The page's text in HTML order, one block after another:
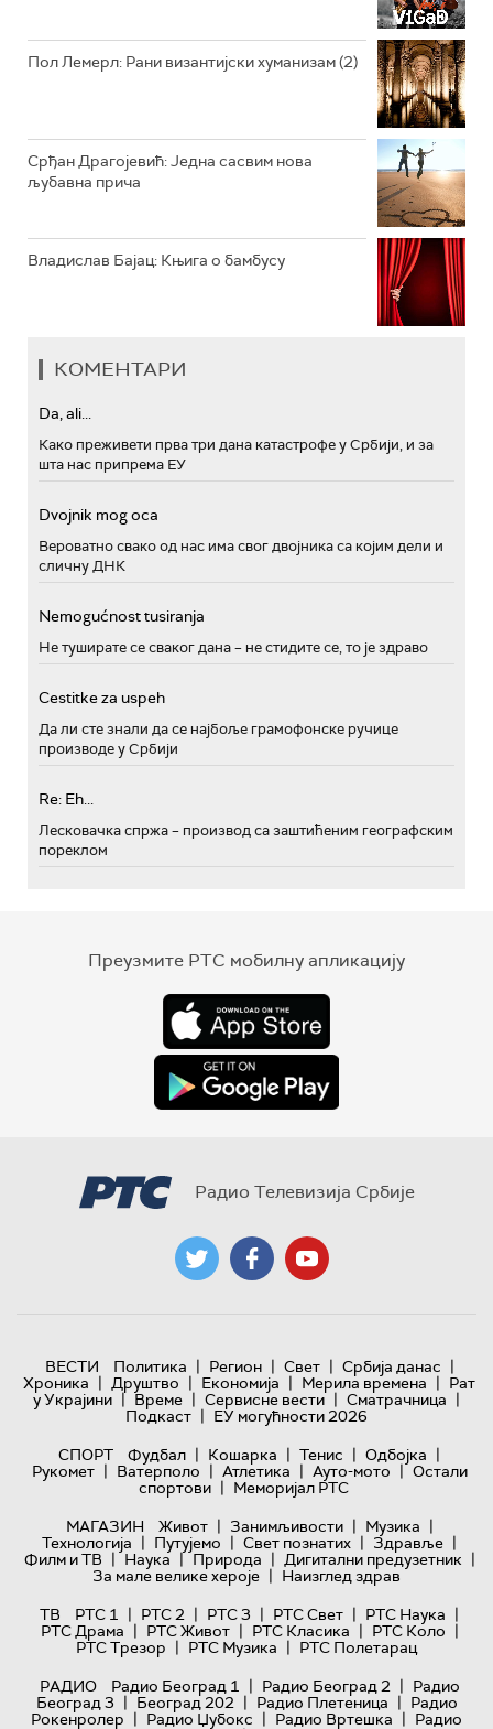
Пол Лемерл: Рани византијски хуманизам (2)
Срђан Драгојевић: Једна сасвим нова
љубавна прича
Владислав Бајац: Књига о бамбусу
КОМЕНТАРИ
Da, ali...
Како преживети прва три дана катастрофе у Србији, и за
шта нас припрема ЕУ
Dvojnik mog oca
Вероватно свако од нас има свог двојника са којим дели и
сличну ДНК
Nemogućnost tusiranja
Не туширате се сваког дана – не стидите се, то је здраво
Cestitke za uspeh
Да ли сте знали да се најбоље грамофонске ручице
производе у Србији
Re: Eh...
Лесковачка спржа – производ са заштићеним географским
пореклом
Преузмите РТС мобилну апликацију
Радио Телевизија Србије
ВЕСТИ Политика | Регион | Свет | Србија данас |
Хроника | Друштво | Економија | Мерила времена | Рат
у Украјини | Време | Сервисне вести | Сматрачница |
Подкаст | ЕУ могућности 2026
СПОРТ
Фудбал | Кошарка | Тенис | Одбојка |
Рукомет | Ватерполо | Атлетика | Ауто-мото | Остали
спортови | Меморијал РТС
МАГАЗИН
Живот | Занимљивости | Музика |
Технологијa | Путујемо | Свет познатих | Здравље |
Филм и ТВ | Наука | Природа | Дигитални предузетник |
За мале велике хероје | Наизглед здрав
ТВ
РТС 1 | РТС 2 | РТС 3 | РТС Свет | РТС Наука |
РТС Драма | РТС Живот | РТС Класика | РТС Коло |
РТС Трезор | РТС Музика | РТС Полетарац
РАДИО
Радио Београд 1 | Радио Београд 2 | Радио
Београд 3 | Београд 202 | Радио Плетеница | Радио
Рокенролер | Радио Џубокс | Радио Вртешка | Радио